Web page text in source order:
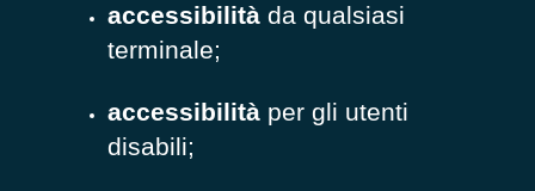
accessibilitàda qualsiasi
terminale;
accessibilità per gli utenti
disabili;